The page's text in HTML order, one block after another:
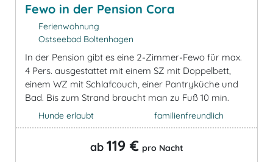
Fewo in der Pension Cora
Ferienwohnung
Ostseebad Boltenhagen
In der Pension gibt es eine 2-Zimmer-Fewo für max.
4 Pers. ausgestattet mit einem SZ mit Doppelbett,
einem WZ mit Schlafcouch, einer Pantryküche und
Bad. Bis zum Strand braucht man zu Fuß 10 min.
Hunde erlaubt familienfreundlich
ab 119 € pro Nacht